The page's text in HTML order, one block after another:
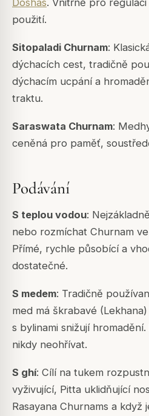
Doshas. Vnitřně pro
použití.
Sitopaladi Churnam:
dýchacích cest, tradičně
dýchacím ucpání a
traktu.
Saraswata Churnam:
ceněná pro paměť,
Podávání
S teplou vodou:
nebo rozmíchat Churnam
Přímé, rychle působící a
dostatečné.
S medem: Tradičně
med má škrabavé
s bylinami snižují
nikdy neohřívat.
S ghí: Cílí na tukem
vyživující, Pitta uklidňující
Rasayana Churnams a když